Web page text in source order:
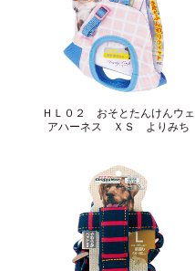
ＨＬ０２ おそとたんけんウェ
アハーネス ＸＳ よりみち